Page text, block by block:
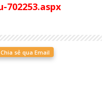
Chia sẻ qua Email